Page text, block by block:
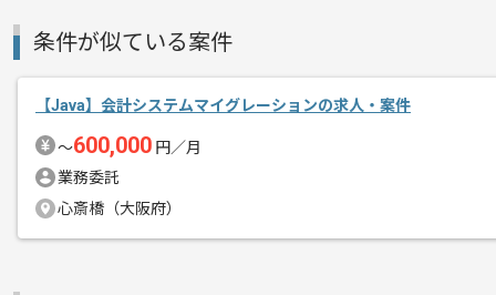
メント
ぜひ一度、ご商談で雰囲気等掴んでい
週5日常駐での作業を想定しております
条件が似ている案件
【Java】会計システムマイグレーションの求人・案件
〜600,000 円／月
業務委託
心斎橋（大阪府）